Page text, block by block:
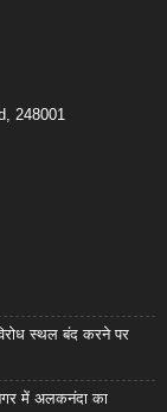
248001
स्थल बंद करने पर
में अलकनंदा का